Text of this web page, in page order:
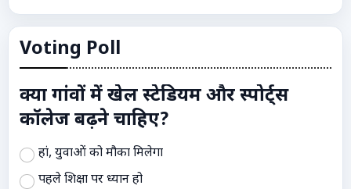
Voting Poll
क्या गांवों में खेल स्टेडियम और स्पोर्ट्स
कॉलेज बढ़ने चाहिए?
हां, युवाओं को मौका मिलेगा
पहले शिक्षा पर ध्यान हो